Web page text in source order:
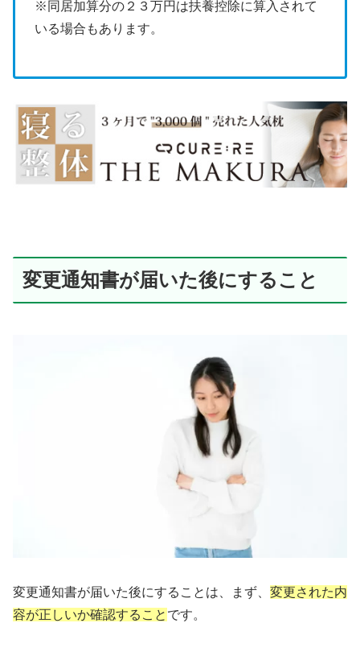
※同居加算分の２３万円は扶養控除に算入されて
いる場合もあります。
変更通知書が届いた後にすること
変更通知書が届いた後にすることは、まず、 変更された内
容が正しいか確認すること です。